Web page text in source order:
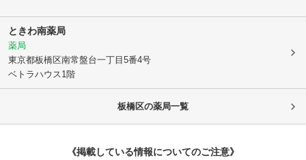
ときわ南薬局
薬局
東京都板橋区南常盤台一丁目5番4号
ベトラハウス1階
板橋区の薬局一覧
《掲載している情報についてのご注意》